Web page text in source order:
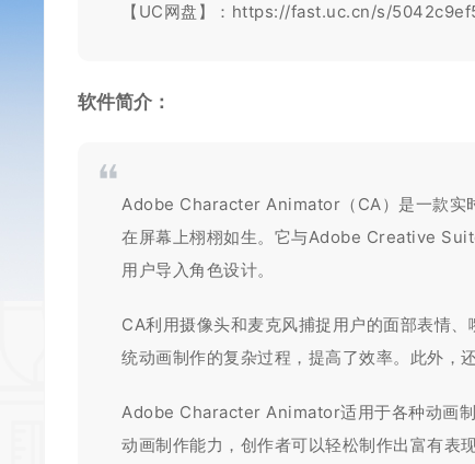
【UC网盘】： https://fast.uc.cn/s/
软件简介：
Adobe Character Animator（CA）是一款实
在屏幕上栩栩如生。它与Adobe Creative
用户导入角色设计。
CA利用摄像头和麦克风捕捉用户的面部表情
统动画制作的复杂过程，提高了效率。此外，
Adobe Character Animator适用于各种动画
动画制作能力，创作者可以轻松制作出富有表